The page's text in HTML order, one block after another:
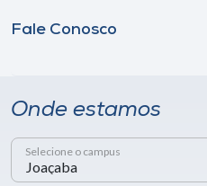
Fale Conosco
Onde estamos
Selecione o campus